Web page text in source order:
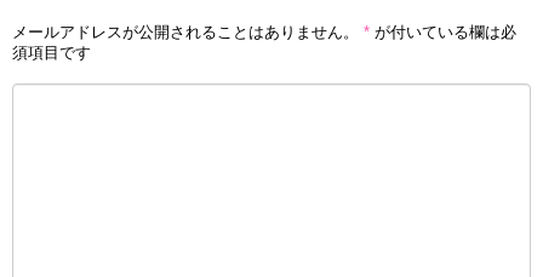
メールアドレスが公開されることはありません。 * が付いている欄は必
須項目です